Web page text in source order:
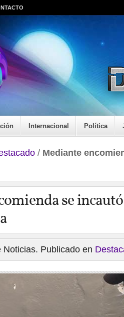
Internacional Política
/ Mediante
se
Publicado en